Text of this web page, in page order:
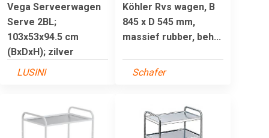
Vega Serveerwagen
Serve 2BL;
103x53x94.5 cm
(BxDxH); zilver
LUSINI
Köhler Rvs wagen, B
845 x D 545 mm,
massief rubber, beh...
Schafer